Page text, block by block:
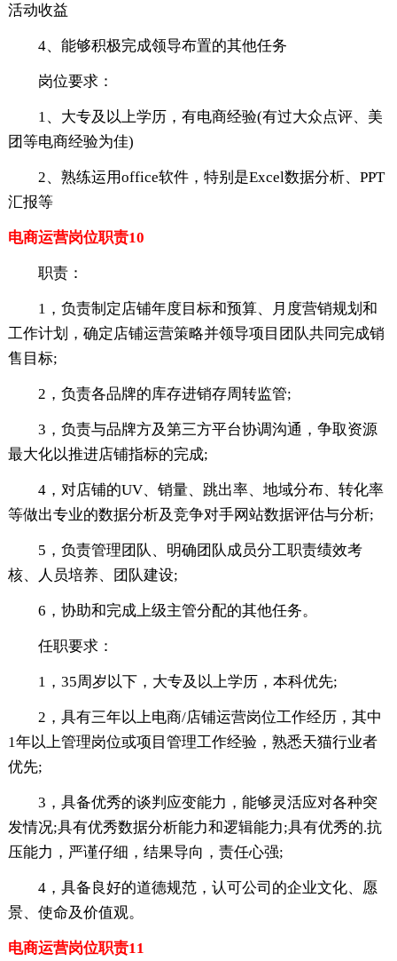
活动收益
4、能够积极完成领导布置的其他任务
岗位要求：
1、大专及以上学历，有电商经验(有过大众点评、美
团等电商经验为佳)
2、熟练运用office软件，特别是Excel数据分析、PPT
汇报等
电商运营岗位职责10
职责：
1，负责制定店铺年度目标和预算、月度营销规划和
工作计划，确定店铺运营策略并领导项目团队共同完成销
售目标;
2，负责各品牌的库存进销存周转监管;
3，负责与品牌方及第三方平台协调沟通，争取资源
最大化以推进店铺指标的完成;
4，对店铺的UV、销量、跳出率、地域分布、转化率
等做出专业的数据分析及竞争对手网站数据评估与分析;
5，负责管理团队、明确团队成员分工职责绩效考
核、人员培养、团队建设;
6，协助和完成上级主管分配的其他任务。
任职要求：
1，35周岁以下，大专及以上学历，本科优先;
2，具有三年以上电商/店铺运营岗位工作经历，其中
1年以上管理岗位或项目管理工作经验，熟悉天猫行业者
优先;
3，具备优秀的谈判应变能力，能够灵活应对各种突
发情况;具有优秀数据分析能力和逻辑能力;具有优秀的.抗
压能力，严谨仔细，结果导向，责任心强;
4，具备良好的道德规范，认可公司的企业文化、愿
景、使命及价值观。
电商运营岗位职责11